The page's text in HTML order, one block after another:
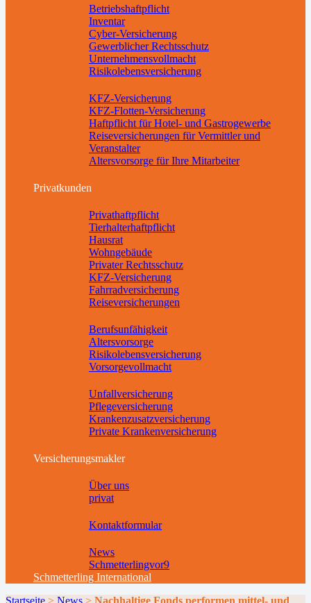
Betriebshaftpflicht
Inventar
Cyber-Versicherung
Gewerblicher Rechtsschutz
Unternehmensvollmacht
Risikolebensversicherung
KFZ-Versicherung
KFZ-Flotten-Versicherung
Haftpflicht für Hotel- und Gastrogewerbe
Reiseversicherungen für Vermittler und
Veranstalter
Altersvorsorge für Ihre Mitarbeiter
Privatkunden
Privathaftpflicht
Tierhalterhaftpflicht
Hausrat
Wohngebäude
Privater Rechtsschutz
KFZ-Versicherung
Fahrradversicherung
Reiseversicherungen
Berufsunfähigkeit
Altersvorsorge
Risikolebensversicherung
Vorsorgevollmacht
Unfallversicherung
Pflegeversicherung
Krankenzusatzversicherung
Private Krankenversicherung
Versicherungsmakler
Über uns
privat
Kontaktformular
News
Schmetterlingvor9
Schmetterling International
Startseite > News > Nachhaltige Fonds performen mittel- und